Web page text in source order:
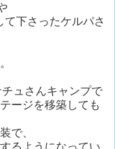
下さったケルパさ
ュさんキャンプで
ージを移築しても
で、
るようになってい